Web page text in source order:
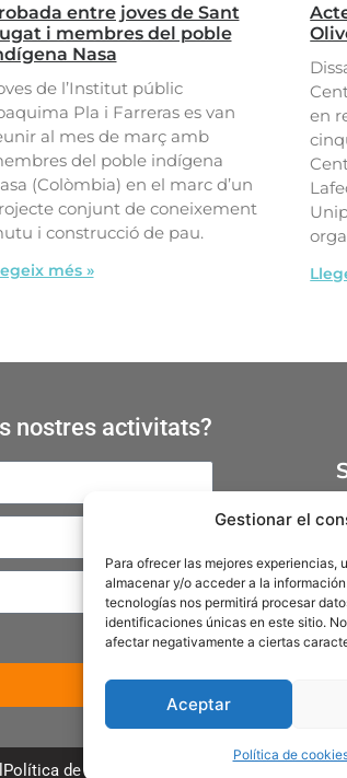
Gestionar el
Para ofrecer las mejores
almacenar y/o acceder a la
tecnologías nos permitirá procesar
identificaciones únicas en este sitio.
afectar negativamente a ciertas
Aceptar
Política de
entre joves de Sant
i membres del poble
Nasa
de l’Institut públic
Pla i Farreras es van
al mes de març amb
del poble indígena
(Colòmbia) en el marc d’un
conjunt de coneixement
i construcció de pau.
més »
en
nostres activitats?
Política de cookies